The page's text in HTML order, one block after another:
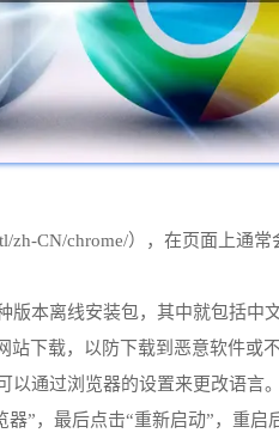
CN/chrome/），在页面上通
本离线安装包，其中就包括中
下载，以防下载到恶意软件或不
通过浏览器的设置来更改语言
”，最后点击“重新启动”，重启